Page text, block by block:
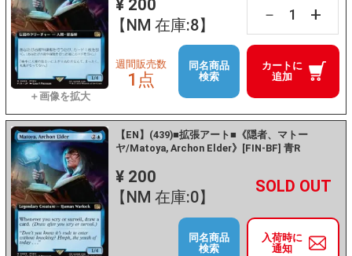
¥ 200
【NM 在庫:8】
－ +
カートに
追加
週間販売数
1点
同名商品
検索
【EN】(439)■拡張アート■《隠者、マトー
ヤ/Matoya, Archon Elder》[FIN-BF] 青R
¥ 200
【NM 在庫:0】
－ +
入荷時に
通知
同名商品
検索